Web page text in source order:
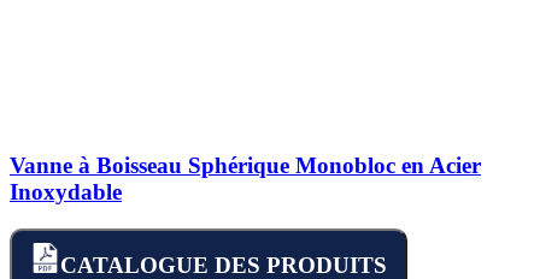
Vanne à Boisseau Sphérique Monobloc en Acier
Inoxydable
CATALOGUE DES PRODUITS